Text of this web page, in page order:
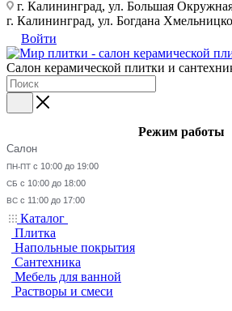
г. Калининград, ул. Большая
г. Калининград, ул. Богдана
Войти
Салон керамической плитки и
Режим работы
Салон
ПН-ПТ с 10:00 до 19:00
СБ с 10:00 до 18:00
ВС с 11:00 до 17:00
Каталог
Плитка
Напольные покрытия
Сантехника
Мебель для ванной
Растворы и смеси